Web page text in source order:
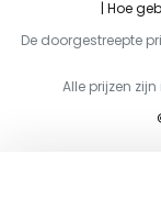
Hoe
De doorgestreepte
Alle prijzen zijn